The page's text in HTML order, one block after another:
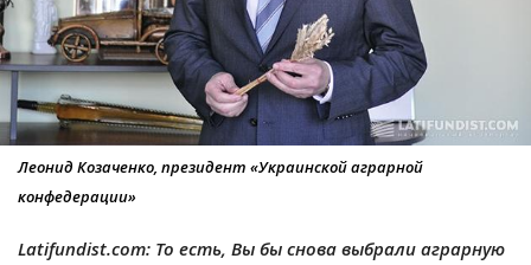
Леонид Козаченко, президент «Украинской аграрной
конфедерации»
Latifundist.com: То есть, Вы бы снова выбрали аграрную